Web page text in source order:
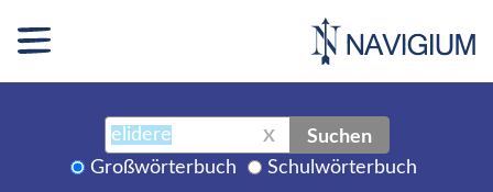
X Suchen
Großwörterbuch Schulwörterbuch